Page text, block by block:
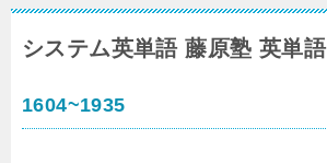
システム英単語 藤原塾 英単語
1604~1935